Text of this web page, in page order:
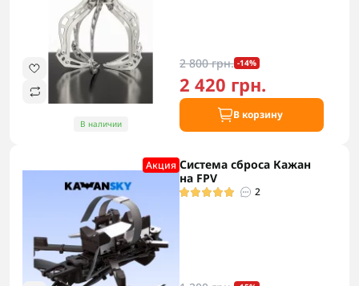
В наличии
2 800 грн. -14%
2 420 грн.
В корзину
Акция Система сброса Кажан
на FPV
2